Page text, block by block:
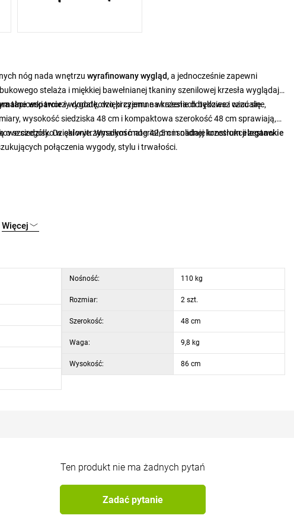
nóg nada wnętrzu wyrafinowany wygląd,a jednocześnie zapewni
stelaża i miękkiej bawełnianej tkaniny szenilowej krzesła wyglądają
tapicerki tworzy dodatkowo przyjemne wrażenie dotykowe i wizualne,
wsparcie iwygodę, dzięki czemu na krzesłach będziesz czuć się
wysokość siedziska 48 cm i kompaktowa szerokość 48 cm sprawiają,
siedzisko w salonie. Wysokość nóg 42,5 cm nadaje krzesłomeleganckie
o szczegóły. Dzięki wytrzymałym materiałom i solidnej konstrukcji zestaw
połączenia wygody, stylu i trwałości.
Więcej
Nośność: 110 kg
Rozmiar: 2 szt.
Szerokość: 48 cm
Waga: 9,8 kg
Wysokość: 86 cm
Ten produkt nie ma żadnych pytań
Zadać pytanie